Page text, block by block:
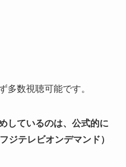
多数視聴可能です。
しているのは、公式的に
ジテレビオンデマンド）